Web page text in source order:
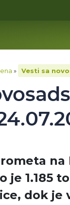
» Vesti sa
1.185
dok je